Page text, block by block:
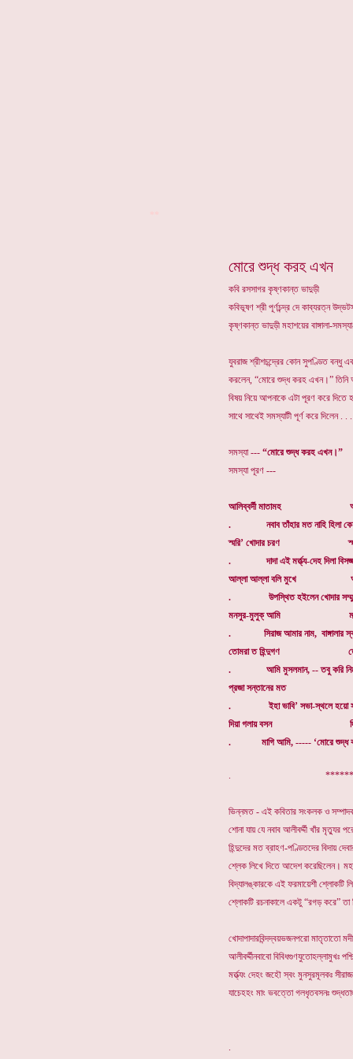
.
ভিন্নমত - এই কবিতার সংকলক ও সম্পাদক
শোনা যায় যে নবাব আলীবর্দ্দী খাঁর মৃত্যুর
হিন্দুদের মত ব্রাহণ-পণ্ডিতদের বিদায়
শ্লেক লিখে দিতে আদেশ করেছিলেন।
বিদ্যালঙ্কারকে এই ফরমায়েশী শ্লোকটি
শ্লোকটি রচনাকালে একটু “রগড় করে”
খোদাপাদারবিন্দদ্বয়ভজনপরো মাতৃতাতো
আলীবর্দ্দীনবাবো বিবিধগুণযুতোহল্লামুখঃ
মর্ত্ত্যং দেহং জহৌ স্বং মুনসুরমূলকঃ
যাচেহহং মাং ভবত্তো গলধৃতবসনঃ
মোরে শুদ্ধ করহ এখন
কবি রসসাগর কৃষ্ণকান্ত ভাদুড়ী
কবিভূষণ শ্রী পূর্ণচন্দ্র দে কাব্যরত্ন
কৃষ্ণকান্ত ভাদুড়ী মহাশয়ের বাঙ্গালা-
যুবরাজ শ্রীশচন্দ্রের কোন সুপণ্ডিত বন্ধু
করলেন, “মোরে শুদ্ধ করহ এখন।” তিনি
বিষয় নিয়ে আপনাকে এটা পূরণ করে দিতে
সাথে সাথেই সমস্যাটী পূর্ণ করে দিলেন . . .
সমস্যা --- “মোরে শুদ্ধ করহ এখন।”
সমস্যা পূরণ ---
আলিব্বর্দী মাতামহ
. নবাব তাঁহার মত নাহি হিলা
স্মরি’ খোদার চরণ স্মরি’
. দাদা এই মর্ত্ত্য-দেহ দিলা
আল্লা আল্লা বলি মুখে আল্লা
. উপস্থিত হইলেন খোদার
মনসুর-মুলুক্ আমি
. সিরাজ আমার নাম, বাঙ্গালার
তোমরা ত হিন্দুগণ তোমরা
. আমি মুসলমান, -- তবু করি
প্রজা সন্তানের মত প্রজা
. ইহা ভাবি’ সভা-স্থলে হয়ো
দিয়া গলায় বসন দিয়া
. মাগি আমি, ----- ‘মোরে শুদ্ধ